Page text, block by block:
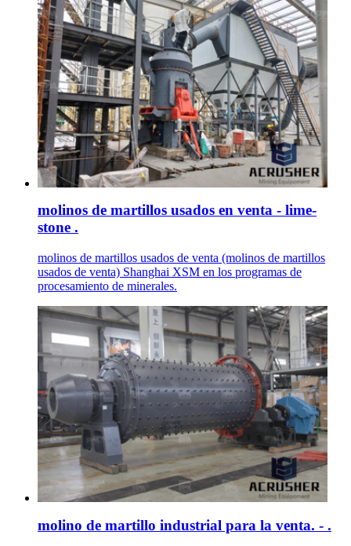
molinos de martillos usados en venta - lime-
stone .
molinos de martillos usados de venta (molinos de martillos
usados de venta) Shanghai XSM en los programas de
procesamiento de minerales.
molino de martillo industrial para la venta. - .